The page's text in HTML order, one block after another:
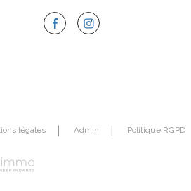
légales Admin Politique RGPD